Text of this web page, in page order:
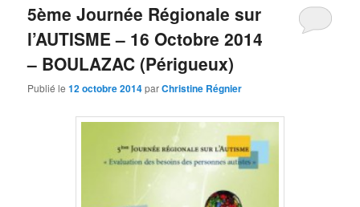
5ème Journée Régionale sur
l’AUTISME – 16 Octobre 2014
– BOULAZAC (Périgueux)
Publié le12 octobre 2014parChristine Régnier